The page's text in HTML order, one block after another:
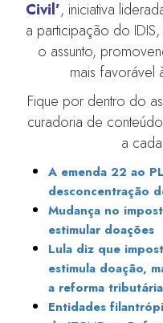
Civil’, iniciativa
a participação do
o assunto,
mais favorável
Fique por dentro do
curadoria de
a
A emenda 22 ao
desconcentração
Mudança no
estimular doações
Lula diz que
estimula doação,
a reforma tributária
Entidades